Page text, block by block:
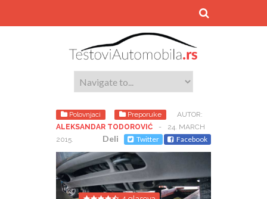
Polovnjaci Preporuke
AUTOR:
ALEKSANDAR TODOROVIĆ
-
24. MARCH
2015.
Deli Twitter Facebook